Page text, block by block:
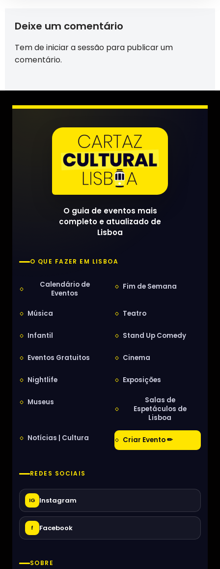
Deixe um comentário
Tem deiniciar a sessão para publicar um
comentário.
O guia de eventos mais
completo e atualizado de
Lisboa
O QUE FAZER EM LISBOA
Calendário de
Eventos
Fim de Semana
Música Teatro
Infantil Stand Up Comedy
Eventos Gratuitos Cinema
Nightlife Exposições
Museus
Salas de
Espetáculos de
Lisboa
Notícias | Cultura Criar Evento ✏
REDES SOCIAIS
IG Instagram
f Facebook
SOBRE